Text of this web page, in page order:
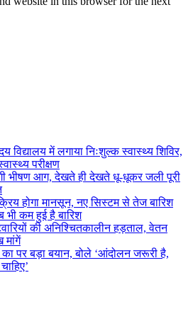
विद्यालय में लगाया निःशुल्क स्वास्थ्य शिविर,
परीक्षण
भीषण आग, देखते ही देखते धू-धूकर जली पूरी
होगा मानसून, नए सिस्टम से तेज बारिश
कम हुई है बारिश
की अनिश्चितकालीन हड़ताल, वेतन
मांगें
का पर बड़ा बयान, बोले ‘आंदोलन जरूरी है,